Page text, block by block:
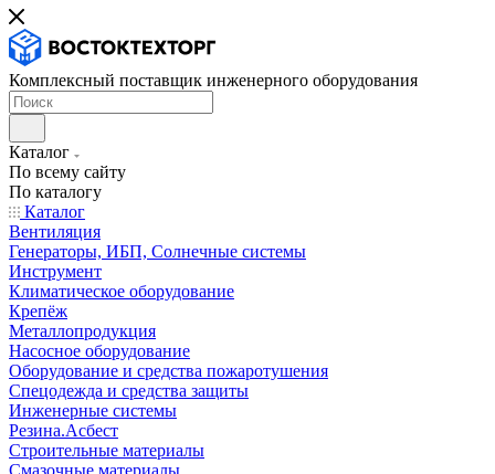
Комплексный поставщик инженерного оборудования
Каталог
По всему сайту
По каталогу
Каталог
Вентиляция
Генераторы, ИБП, Солнечные системы
Инструмент
Климатическое оборудование
Крепёж
Металлопродукция
Насосное оборудование
Оборудование и средства пожаротушения
Спецодежда и средства защиты
Инженерные системы
Резина.Асбест
Строительные материалы
Смазочные материалы